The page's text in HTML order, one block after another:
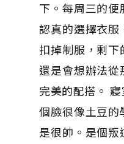
下。每周三的
認真的選擇衣
扣掉制服，剩
還是會想辦法
完美的配搭。
個臉很像土豆的
是很帥。是個